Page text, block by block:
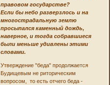
правовом государстве?
Если бы небо разверзлось и на
многострадальную землю
просыпался каменный дождь,
наверное, и тогда собравшиеся
были меньше удивлены этими
словами.
Утверждение "беда" продолжается
Будищевым не риторическим
вопросом, то есть отчего беда -